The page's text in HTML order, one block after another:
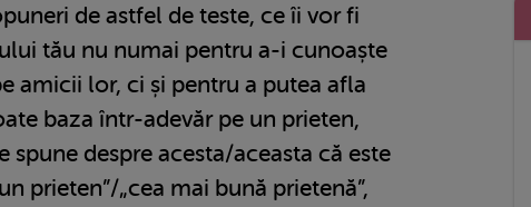
de astfel de teste, ce îi vor fi
tău nu numai pentru a-i cunoaște
amicii lor, ci și pentru a putea afla
baza într-adevăr pe un prieten,
spune despre acesta/aceasta că este
prieten”/„cea mai bună prietenă”,